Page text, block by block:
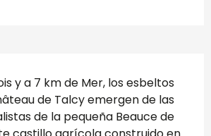
y a 7 km de Mer, los esbeltos
de Talcy emergen de las
de la pequeña Beauce de